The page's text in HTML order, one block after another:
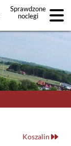
Sprawdzone
noclegi
+Dodaj
Koszalin